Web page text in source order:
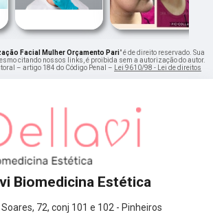
Facial Mulher Orçamento Pari" é de direito reservado. Sua
citando nossos links, é proibida sem a autorização do autor.
– artigo 184 do Código Penal – Lei 9610/98 - Lei de direitos
Biomedicina Estética
Soares, 72, conj 101 e 102 - Pinheiros